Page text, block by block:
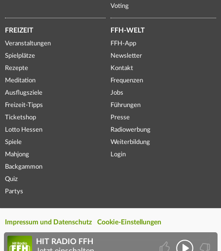
Voting
FREIZEIT
Veranstaltungen
Spielplätze
Rezepte
Meditation
Ausflugsziele
Freizeit-Tipps
Ticketshop
Lotto Hessen
Spiele
Mahjong
Backgammon
Quiz
Partys
FFH-WELT
FFH-App
Newsletter
Kontakt
Frequenzen
Jobs
Führungen
Presse
Radiowerbung
Weiterbildung
Login
Impressum und Datenschutz Cookie-Einstellungen
HIT RADIO FFH